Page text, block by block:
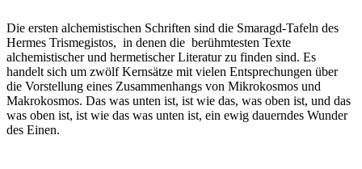
Die ersten alchemistischen Schriften sind die Smaragd-Tafeln des
Hermes Trismegistos, in denen die berühmtesten Texte
alchemistischer und hermetischer Literatur zu finden sind. Es
handelt sich um zwölf Kernsätze mit vielen Entsprechungen über
die Vorstellung eines Zusammenhangs von Mikrokosmos und
Makrokosmos. Das was unten ist, ist wie das, was oben ist, und das
was oben ist, ist wie das was unten ist, ein ewig dauerndes Wunder
des Einen.